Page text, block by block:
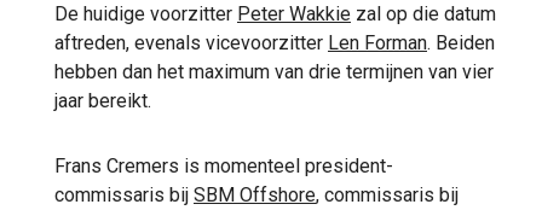
De huidige voorzitter Peter Wakkie zal op die datum
aftreden, evenals vicevoorzitter Len Forman. Beiden
hebben dan het maximum van drie termijnen van vier
jaar bereikt.
Frans Cremers is momenteel president-
commissaris bij SBM Offshore, commissaris bij